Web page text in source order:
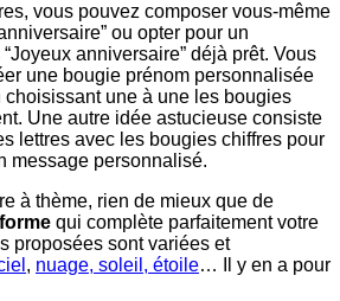
vous pouvez composer vous-même
ou opter pour un
anniversaire” déjà prêt. Vous
une bougie prénom personnalisée
choisissant une à une les bougies
Une autre idée astucieuse consiste
lettres avec les bougies chiffres pour
message personnalisé.
à thème, rien de mieux que de
qui complète parfaitement votre
proposées sont variées et
, nuage, soleil, étoile… Il y en a pour